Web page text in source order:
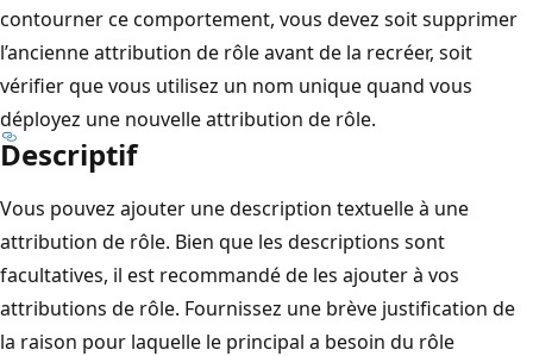
contourner ce comportement, vous devez soit supprimer
l’ancienne attribution de rôle avant de la recréer, soit
vérifier que vous utilisez un nom unique quand vous
déployez une nouvelle attribution de rôle.
Descriptif
Vous pouvez ajouter une description textuelle à une
attribution de rôle. Bien que les descriptions sont
facultatives, il est recommandé de les ajouter à vos
attributions de rôle. Fournissez une brève justification de
la raison pour laquelle le principal a besoin du rôle